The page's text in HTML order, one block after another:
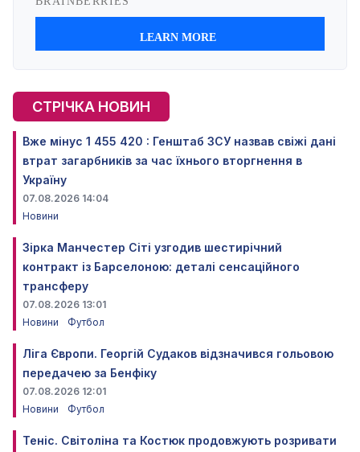
СТРІЧКА НОВИН
Вже мінус 1 455 420 : Генштаб ЗСУ назвав свіжі дані
втрат загарбників за час їхнього вторгнення в
Україну
07.08.2026 14:04
Новини
Зірка Манчестер Сіті узгодив шестирічний
контракт із Барселоною: деталі сенсаційного
трансферу
07.08.2026 13:01
Новини
Футбол
Ліга Європи. Георгій Судаков відзначився гольовою
передачею за Бенфіку
07.08.2026 12:01
Новини
Футбол
Теніс. Світоліна та Костюк продовжують розривати